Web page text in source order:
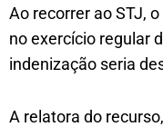
Ao recorrer ao STJ,
no exercício regular
indenização seria
A relatora do